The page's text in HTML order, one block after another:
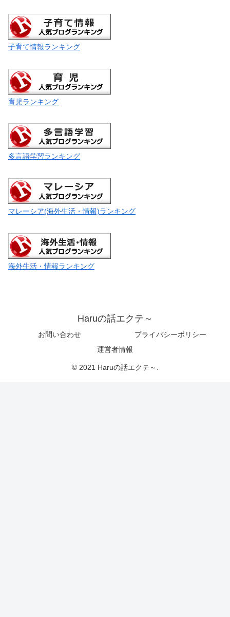
子育て情報ランキング
育児ランキング
多言語学習ランキング
マレーシア(海外生活・情報)ランキング
海外生活・情報ランキング
Haruの話エクテ～
お問い合わせ
プライバシーポリシー
運営者情報
© 2021 Haruの話エクテ～.